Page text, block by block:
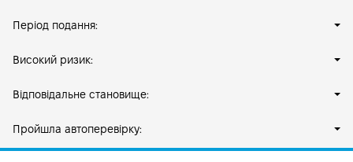
Період подання:
Високий ризик:
Відповідальне становище:
Пройшла автоперевірку: